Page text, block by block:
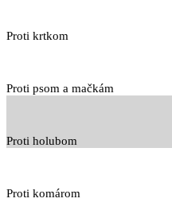
Proti krtkom
Proti psom a mačkám
Proti holubom
Proti komárom